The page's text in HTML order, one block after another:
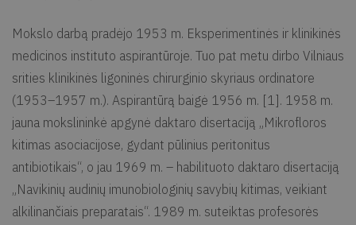
Mokslo darbą pradėjo 1953 m. Eksperimentinės ir klinikinės
medicinos instituto aspirantūroje. Tuo pat metu dirbo Vilniaus
srities klinikinės ligoninės chirurginio skyriaus ordinatore
(1953–1957 m.). Aspirantūrą baigė 1956 m. [1]. 1958 m.
jauna mokslininkė apgynė daktaro disertaciją „Mikrofloros
kitimas asociacijose, gydant pūlinius peritonitus
antibiotikais“, o jau 1969 m. – habilituoto daktaro disertaciją
„Navikinių audinių imunobiologinių savybių kitimas, veikiant
alkilinančiais preparatais“. 1989 m. suteiktas profesorės